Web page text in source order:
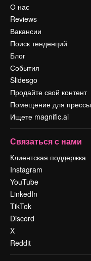
О нас
Reviews
Вакансии
Поиск тенденций
Блог
События
Slidesgo
Продайте свой контент
Помещение для прессы
Ищете magnific.ai
Связаться с нами
Клиентская поддержка
Instagram
YouTube
LinkedIn
TikTok
Discord
X
Reddit